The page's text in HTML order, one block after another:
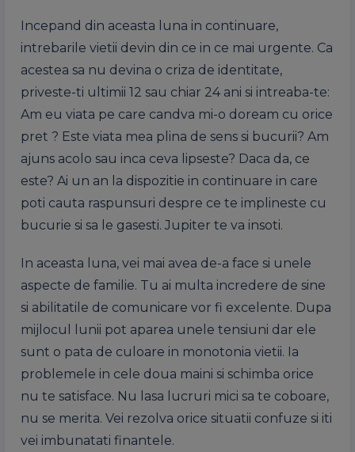
Incepand din aceasta luna in continuare,
intrebarile vietii devin din ce in ce mai urgente. Ca
acestea sa nu devina o criza de identitate,
priveste-ti ultimii 12 sau chiar 24 ani si intreaba-te:
Am eu viata pe care candva mi-o doream cu orice
pret ? Este viata mea plina de sens si bucurii? Am
ajuns acolo sau inca ceva lipseste? Daca da, ce
este? Ai un an la dispozitie in continuare in care
poti cauta raspunsuri despre ce te implineste cu
bucurie si sa le gasesti. Jupiter te va insoti.
In aceasta luna, vei mai avea de-a face si unele
aspecte de familie. Tu ai multa incredere de sine
si abilitatile de comunicare vor fi excelente. Dupa
mijlocul lunii pot aparea unele tensiuni dar ele
sunt o pata de culoare in monotonia vietii. Ia
problemele in cele doua maini si schimba orice
nu te satisface. Nu lasa lucruri mici sa te coboare,
nu se merita. Vei rezolva orice situatii confuze si iti
vei imbunatati finantele.